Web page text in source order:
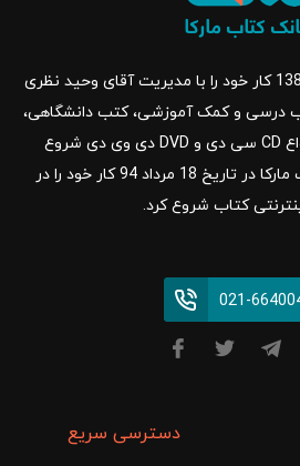
بانک کتاب مارکا در سال 1383 کار خود را با مدیریت آقای وحید نظری
درسی و کمک آموزشی، کتب دانشگاهی،
کتابهای زبان خارجه، انواع CD سی دی و DVD دی وی دی شروع
کرد.فروشگاه آنلاین کتاب مارکا در تاریخ 18 مرداد 94 کار خود را در
کتاب شروع کرد.
021-
دسترسی سریع